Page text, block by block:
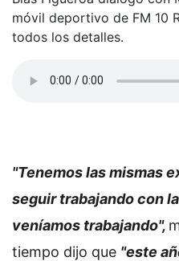
móvil deportivo de FM 10
todos los detalles.
"Tenemos las mismas
seguir trabajando con
veníamos trabajando",
tiempo dijo que "este